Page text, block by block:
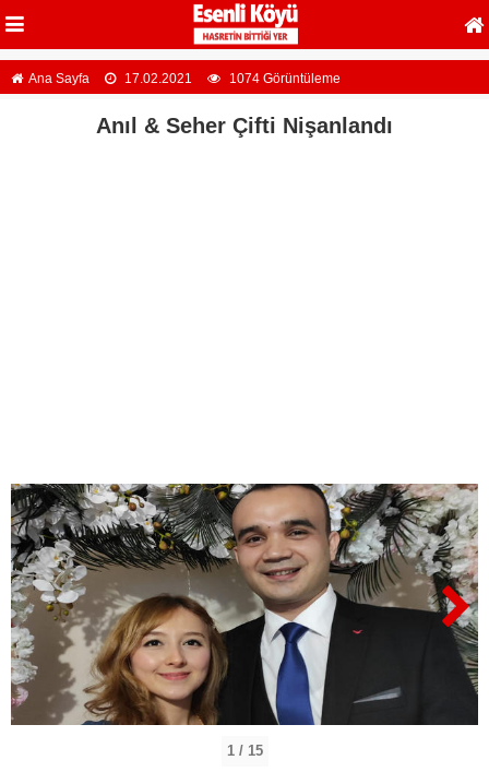
Ana Sayfa 17.02.2021 1074 Görüntüleme
Anıl & Seher Çifti Nişanlandı
1 / 15